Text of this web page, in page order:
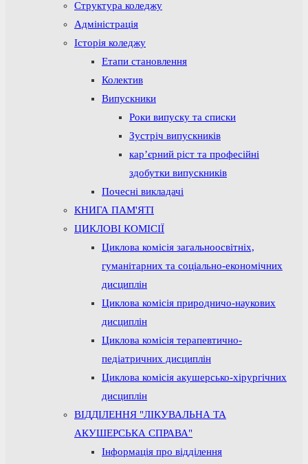
Структура коледжу
Адміністрація
Історія коледжу
Етапи становлення
Колектив
Випускники
Роки випуску та списки
Зустріч випускників
кар’єрний ріст та професійні
здобутки випускників
Почесні викладачі
КНИГА ПАМ'ЯТІ
ЦИКЛОВІ КОМІСІЇ
Циклова комісія загальноосвітніх,
гуманітарних та соціально-економічних
дисциплін
Циклова комісія природничо-наукових
дисциплін
Циклова комісія терапевтично-
педіатричних дисциплін
Циклова комісія акушерсько-хірургічних
дисциплін
ВІДДІЛЕННЯ "ЛІКУВАЛЬНА ТА
АКУШЕРСЬКА СПРАВА"
Інформація про відділення